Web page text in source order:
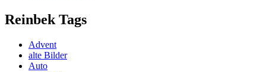
Reinbek Tags
Advent
alte Bilder
Auto